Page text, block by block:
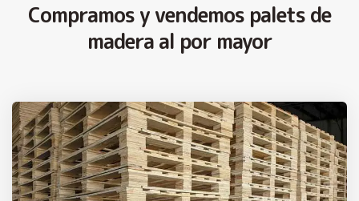
Compramos y vendemos palets de
madera al por mayor